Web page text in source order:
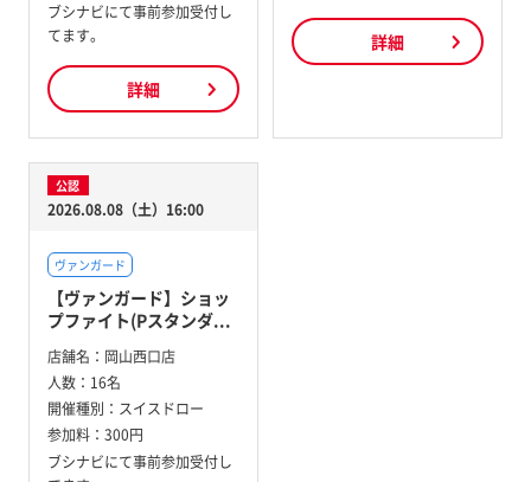
ブシナビにて事前参加受付し
てます。
詳細
詳細
公認
2026.08.08（土）16:00
ヴァンガード
【ヴァンガード】ショッ
プファイト(Pスタンダ...
店舗名： 岡山西口店
人数： 16名
開催種別： スイスドロー
参加料： 300円
ブシナビにて事前参加受付し